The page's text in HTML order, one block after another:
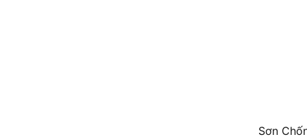
Sơn Chống